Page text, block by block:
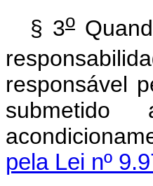
§ 3o
responsável
pela Lei nº